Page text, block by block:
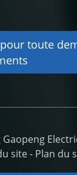
toute
site- Plan du